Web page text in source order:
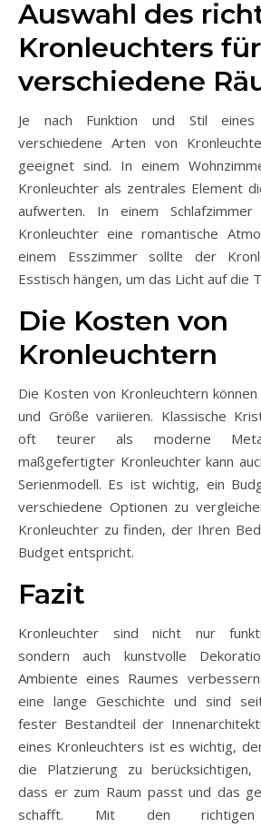
Auswahl des
Kronleuchters für
verschiedene
Je nach Funktion und Stil
verschiedene Arten von
geeignet sind. In einem
Kronleuchter als zentrales Element
aufwerten. In einem
Kronleuchter eine romantische
einem Esszimmer sollte der
Esstisch hängen, um das Licht auf die
Die Kosten von
Kronleuchtern
Die Kosten von Kronleuchtern
und Größe variieren. Klassische
oft teurer als moderne
maßgefertigter Kronleuchter kann
Serienmodell. Es ist wichtig, ein
verschiedene Optionen zu
Kronleuchter zu finden, der Ihren
Budget entspricht.
Fazit
Kronleuchter sind nicht nur
sondern auch kunstvolle
Ambiente eines Raumes
eine lange Geschichte und sind
fester Bestandteil der
eines Kronleuchters ist es wichtig,
die Platzierung zu berücksichtigen,
dass er zum Raum passt und das
schafft. Mit den